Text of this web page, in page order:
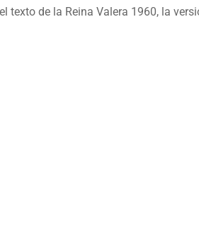
de la Reina Valera 1960, la